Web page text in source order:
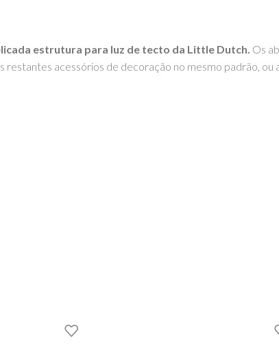
estrutura para luz de tecto da Little Dutch. Os
acessórios de decoração no mesmo padrão, ou